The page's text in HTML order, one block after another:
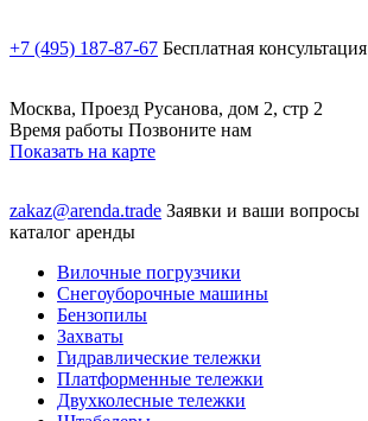
+7 (495) 187-87-67 Бесплатная консультация
Москва, Проезд Русанова, дом 2, стр 2
Время работы Позвоните нам
Показать на карте
zakaz@arenda.trade Заявки и ваши вопросы
каталог аренды
Вилочные погрузчики
Снегоуборочные машины
Бензопилы
Захваты
Гидравлические тележки
Платформенные тележки
Двухколесные тележки